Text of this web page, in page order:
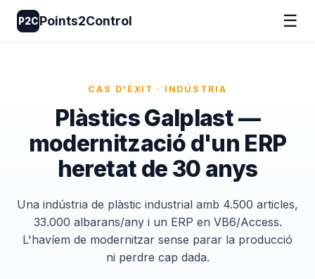
P2CPoints2Control ☰
CAS D'ÈXIT · INDÚSTRIA
Plàstics Galplast —
modernització d'un ERP
heretat de 30 anys
Una indústria de plàstic industrial amb 4.500 articles,
33.000 albarans/any i un ERP en VB6/Access.
L'havíem de modernitzar sense parar la producció
ni perdre cap dada.